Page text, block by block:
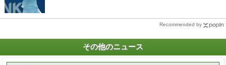
Recommended by
その他のニュース